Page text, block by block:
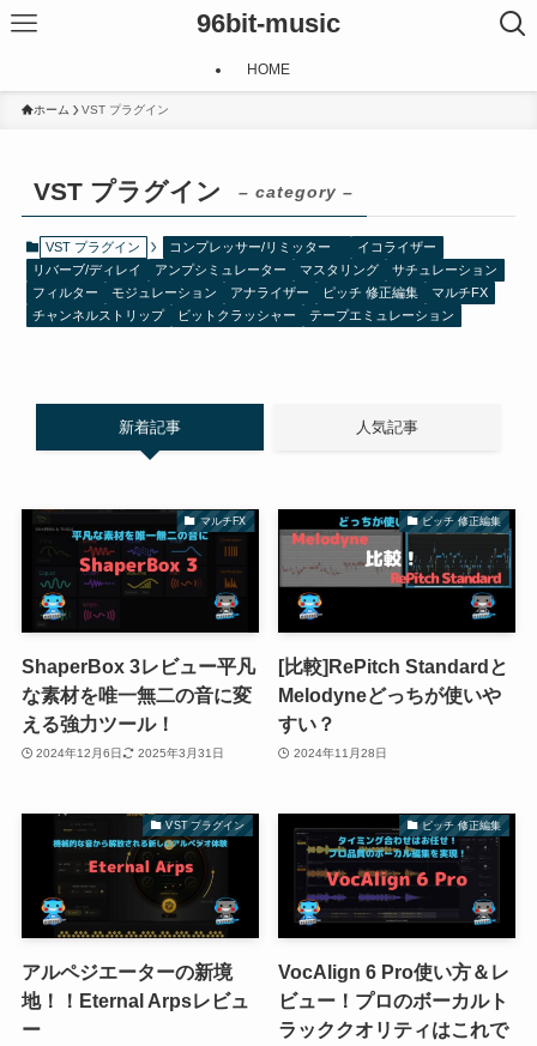
96bit-music
HOME
ホーム VST プラグイン
VST プラグイン – category –
VST プラグイン コンプレッサー/リミッター
イコライザー
リバーブ/ディレイ
アンプシミュレーター マスタリング
サチュレーション
フィルター
モジュレーション アナライザー ピッチ 修正編集
マルチFX
チャンネルストリップ
ビットクラッシャー テープエミュレーション
新着記事 人気記事
マルチFX
ShaperBox 3レビュー平凡
な素材を唯一無二の音に変
える強力ツール！
2024年12月6日 2025年3月31日
ピッチ 修正編集
[比較]RePitch Standardと
Melodyneどっちが使いや
すい？
2024年11月28日
VST プラグイン
アルペジエーターの新境
地！！Eternal Arpsレビュ
ー
ピッチ 修正編集
VocAlign 6 Pro使い方＆レ
ビュー！プロのボーカルト
ラッククオリティはこれで